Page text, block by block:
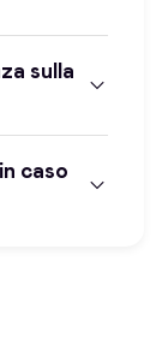
sulla
caso